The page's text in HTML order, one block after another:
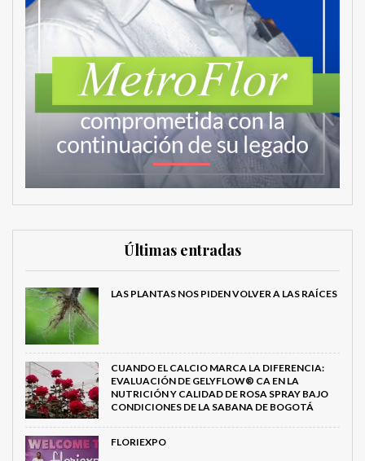
Últimas entradas
LAS PLANTAS NOS PIDEN VOLVER A LAS RAÍCES
CUANDO EL CALCIO MARCA LA DIFERENCIA:
EVALUACIÓN DE GELYFLOW® CA EN LA
NUTRICIÓN Y CALIDAD DE ROSA SPRAY BAJO
CONDICIONES DE LA SABANA DE BOGOTÁ
FLORIEXPO